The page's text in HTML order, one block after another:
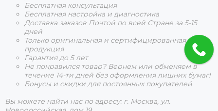
Бесплатная консультация
Бесплатная настройка и диагностика
Доставка заказов Почтой по всей Стране за 5-15
дней
Только оригинальная и сертифицированная
продукция
Гарантия до 5 лет
Не понравился товар? Вернем или обменяем в
течение 14-ти дней без оформления лишних бумаг!
Бонусы и скидки для постоянных покупателей
Вы можете найти нас по адресу: г. Москва, ул.